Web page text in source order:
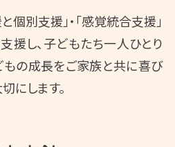
個別支援」・「感覚統合支援」
援し、子どもたち一人ひとり
もの成長をご家族と共に喜び
にします。